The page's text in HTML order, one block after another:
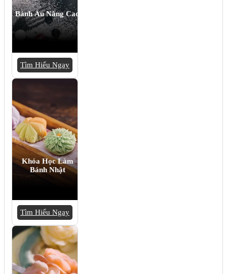
Bánh Âu Nâng Cao
Tìm Hiểu Ngay
Khóa Học Làm
Bánh Nhật
Tìm Hiểu Ngay